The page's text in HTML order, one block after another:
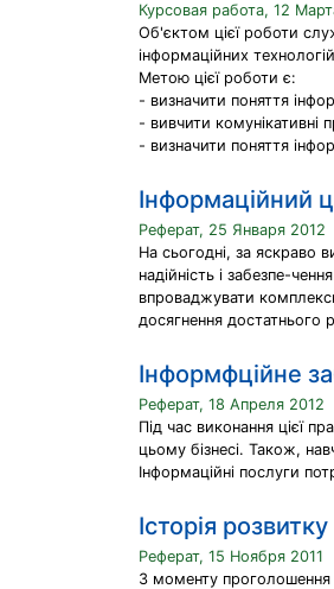
Курсовая работа, 12
Об'єктом цієї роботи
інформаційних
Метою цієї роботи є:
- визначити поняття
- вивчити комунікативні
- визначити поняття
Інформаційний
Реферат, 25 Января 2012
На сьогодні, за яскраво
надійність і забезпе-
впроваджувати
досягнення достатнього
Інформфційне
Реферат, 18 Апреля 2012
Під час виконання цієї
цьому бізнесі. Також,
Інформаційні послуги
Історія
Реферат, 15 Ноября 2011
З моменту проголошення